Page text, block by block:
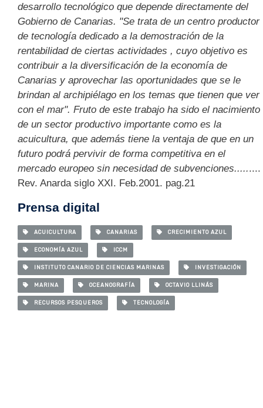
desarrollo tecnológico que depende directamente del
Gobierno de Canarias. "Se trata de un centro productor
de tecnología dedicado a la demostración de la
rentabilidad de ciertas actividades , cuyo objetivo es
contribuir a la diversificación de la economía de
Canarias y aprovechar las oportunidades que se le
brindan al archipiélago en los temas que tienen que ver
con el mar". Fruto de este trabajo ha sido el nacimiento
de un sector productivo importante como es la
acuicultura, que además tiene la ventaja de que en un
futuro podrá pervivir de forma competitiva en el
mercado europeo sin necesidad de subvenciones.........
Rev. Anarda siglo XXI. Feb.2001. pag.21
Prensa digital
ACUICULTURA CANARIAS CRECIMIENTO AZUL
ECONOMÍA AZUL ICCM
INSTITUTO CANARIO DE CIENCIAS MARINAS INVESTIGACIÓN
MARINA OCEANOGRAFÍA OCTAVIO LLINÁS
RECURSOS PESQUEROS TECNOLOGÍA